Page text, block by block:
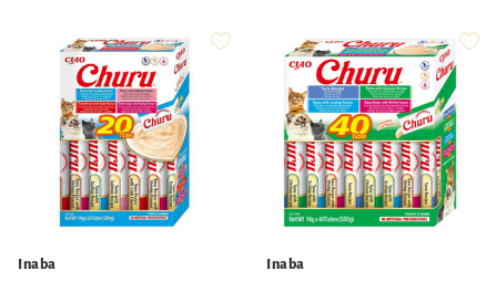
Inaba
Inaba